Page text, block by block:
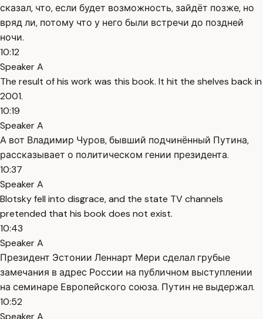
сказал, что, если будет возможность, зайдёт позже, но
вряд ли, потому что у него были встречи до поздней
ночи.
10:12
Speaker A
The result of his work was this book. It hit the shelves back in
2001.
10:19
Speaker A
А вот Владимир Чуров, бывший подчинённый Путина,
рассказывает о политическом гении президента.
10:37
Speaker A
Blotsky fell into disgrace, and the state TV channels
pretended that his book does not exist.
10:43
Speaker A
Президент Эстонии Леннарт Мери сделал грубые
замечания в адрес России на публичном выступлении
на семинаре Европейского союза. Путин не выдержал.
10:52
Speaker A